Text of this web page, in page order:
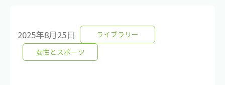
2025年8月25日
ライブラリー
女性とスポーツ